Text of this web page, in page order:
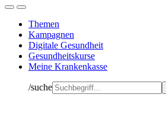
Themen
Kampagnen
Digitale Gesundheit
Gesundheitskurse
Meine Krankenkasse
/suche